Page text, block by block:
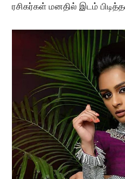
ரசிகர்கள் மனதில் இடம்